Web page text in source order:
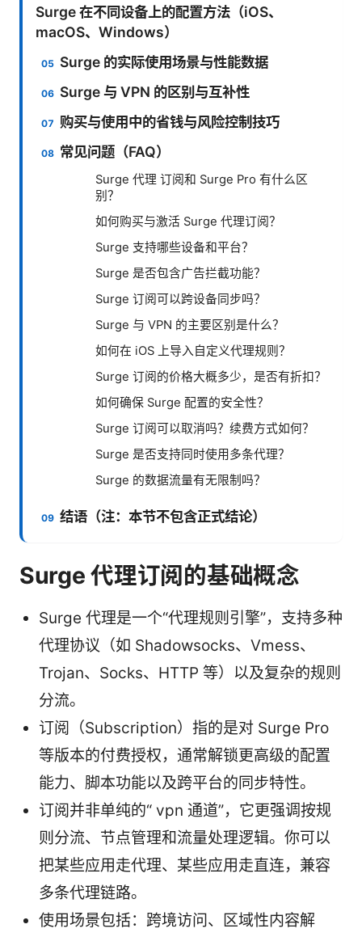
Surge 在不同设备上的配置方法（iOS、
macOS、Windows）
Surge 的实际使用场景与性能数据
Surge 与 VPN 的区别与互补性
购买与使用中的省钱与风险控制技巧
常见问题（FAQ）
Surge 代理 订阅和 Surge Pro 有什么区
别？
如何购买与激活 Surge 代理订阅？
Surge 支持哪些设备和平台？
Surge 是否包含广告拦截功能？
Surge 订阅可以跨设备同步吗？
Surge 与 VPN 的主要区别是什么？
如何在 iOS 上导入自定义代理规则？
Surge 订阅的价格大概多少，是否有折扣？
如何确保 Surge 配置的安全性？
Surge 订阅可以取消吗？续费方式如何？
Surge 是否支持同时使用多条代理？
Surge 的数据流量有无限制吗？
结语（注：本节不包含正式结论）
Surge 代理订阅的基础概念
Surge 代理是一个“代理规则引擎”，支持多种
代理协议（如 Shadowsocks、Vmess、
Trojan、Socks、HTTP 等）以及复杂的规则
分流。
订阅（Subscription）指的是对 Surge Pro
等版本的付费授权，通常解锁更高级的配置
能力、脚本功能以及跨平台的同步特性。
订阅并非单纯的“ vpn 通道”，它更强调按规
则分流、节点管理和流量处理逻辑。你可以
把某些应用走代理、某些应用走直连，兼容
多条代理链路。
使用场景包括：跨境访问、区域性内容解